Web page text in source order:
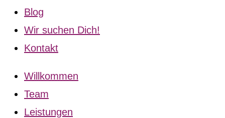
Blog
Wir suchen Dich!
Kontakt
Willkommen
Team
Leistungen